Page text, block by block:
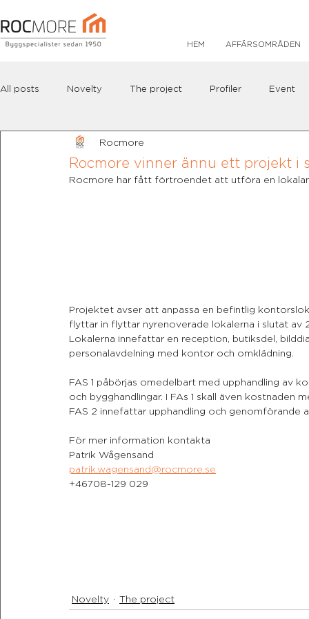
HEM AFFÄRSOMRÅDEN
All posts Novelty The project Profiler Event
Rocmore vinner ännu ett projekt i
Rocmore
Rocmore har fått förtroendet att utföra en
Projektet avser att anpassa en befintlig
flyttar in flyttar nyrenoverade lokalerna i slutat av
Lokalerna innefattar en reception, butiksdel,
personalavdelning med kontor och omklädning.
FAS 1 påbörjas omedelbart med upphandling av
och bygghandlingar. I FAs 1 skall även
FAS 2 innefattar upphandling och genomförande
För mer information kontakta
Patrik Wågensand
patrik.wagensand@rocmore.se
+46708-129 029
Novelty The project